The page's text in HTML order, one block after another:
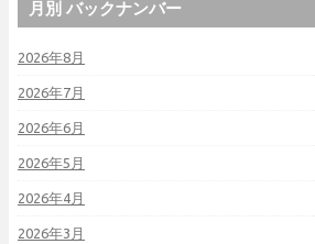
月別 バックナンバー
2026年8月
2026年7月
2026年6月
2026年5月
2026年4月
2026年3月